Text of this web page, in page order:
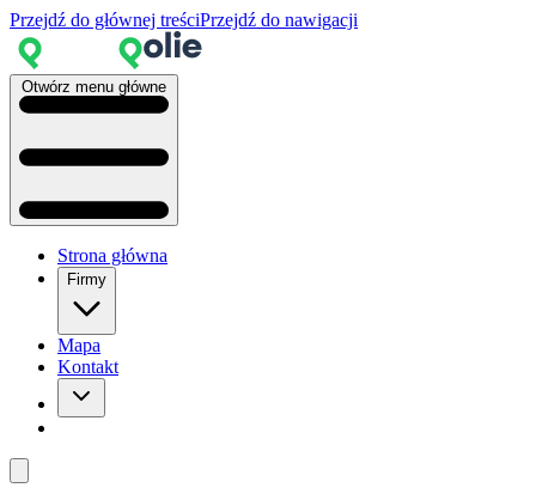
Przejdź do głównej treściPrzejdź do nawigacji
Otwórz menu główne
Strona główna
Firmy
Mapa
Kontakt